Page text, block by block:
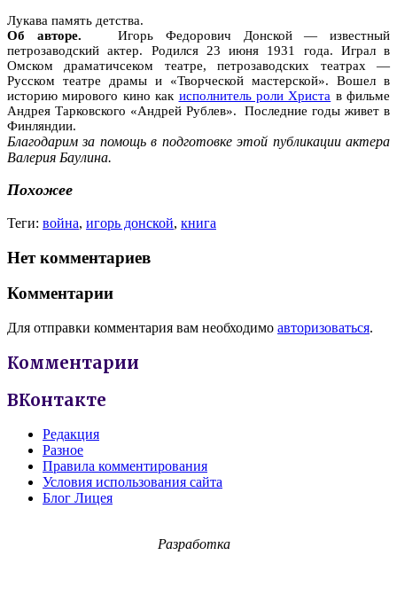
Лукава память детства.
Об авторе.
Игорь Федорович Донской — известный
петрозаводский актер. Родился 23 июня 1931 года. Играл в
Омском драматичсеком театре, петрозаводских театрах —
Русском театре драмы и «Творческой мастерской». Вошел в
историю мирового кино как исполнитель роли Христа в фильме
Андрея Тарковского «Андрей Рублев». Последние годы живет в
Финляндии.
Благодарим за помощь в подготовке этой публикации актера
Валерия Баулина.
Похожее
Теги: война, игорь донской, книга
Нет комментариев
Комментарии
Для отправки комментария вам необходимо авторизоваться.
Комментарии
ВКонтакте
Редакция
Разное
Правила комментирования
Условия использования сайта
Блог Лицея
Разработка